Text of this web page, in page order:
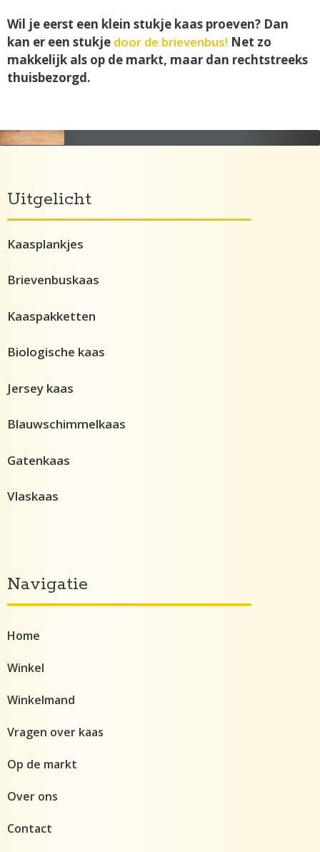
Wil je eerst een klein stukje kaas proeven? Dan
kan er een stukje door de brievenbus! Net zo
makkelijk als op de markt, maar dan rechtstreeks
thuisbezorgd.
Navigatie
Home
Winkel
Winkelmand
Vragen over kaas
Op de markt
Over ons
Contact
Uitgelicht
Kaasplankjes
Brievenbuskaas
Kaaspakketten
Biologische kaas
Jersey kaas
Blauwschimmelkaas
Gatenkaas
Vlaskaas